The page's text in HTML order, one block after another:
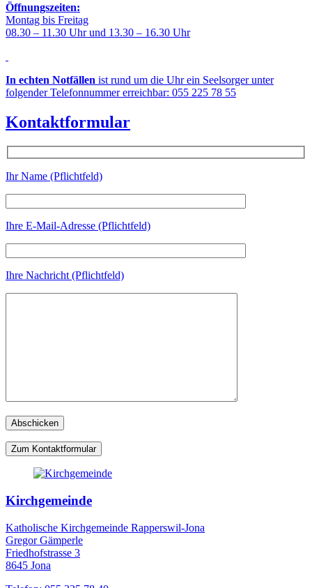
Öffnungszeiten:
Montag bis Freitag
08.30 – 11.30 Uhr und 13.30 – 16.30 Uhr
In echten Notfällen ist rund um die Uhr ein Seelsorger unter
folgender Telefonnummer erreichbar: 055 225 78 55
Kontaktformular
Ihr Name (Pflichtfeld)
Ihre E-Mail-Adresse (Pflichtfeld)
Ihre Nachricht (Pflichtfeld)
Zum Kontaktformular
Kirchgemeinde
Katholische Kirchgemeinde Rapperswil-Jona
Gregor Gämperle
Friedhofstrasse 3
8645 Jona